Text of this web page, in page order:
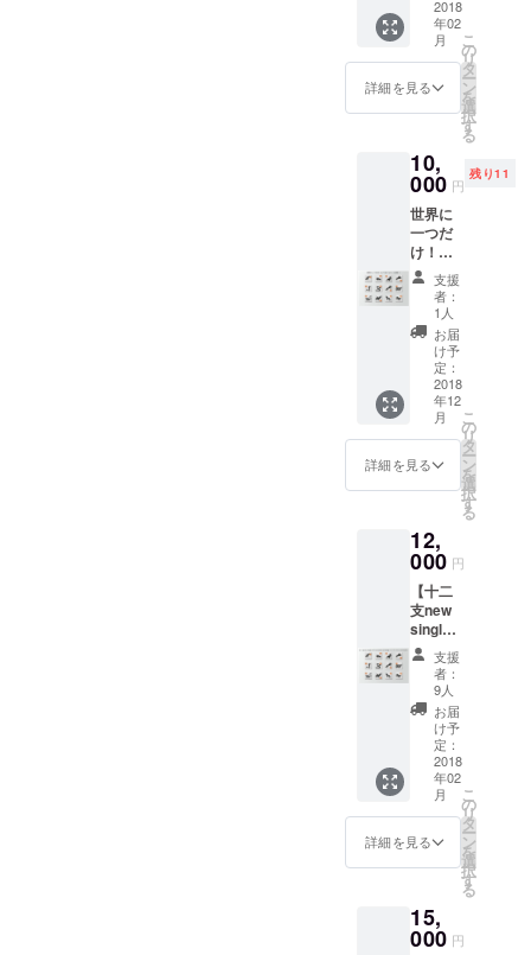
サイン
入りで
も可！)
2018
年02
月
詳細を見る
こ
の
リ
タ
ー
ン
を
選
択
す
る
10,
000 円
残り11
世界に
一つだ
け！十
二支
ジャ
ケット
原本！
支援
者：
1人
お届
け予
定：
2018
年12
月
詳細を見る
こ
の
リ
タ
ー
ン
を
選
択
す
る
12,
000 円
【十二
支new
single
】の中
からお
好きな
もの9作
品！(メ
ンバー
サイン
入りで
も可！)
支援
者：
9人
お届
け予
定：
2018
年02
月
詳細を見る
こ
の
リ
タ
ー
ン
を
選
択
す
る
15,
000 円